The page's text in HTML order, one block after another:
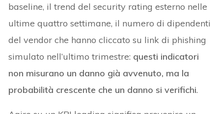
baseline, il trend del security rating esterno nelle
ultime quattro settimane, il numero di dipendenti
del vendor che hanno cliccato su link di phishing
simulato nell’ultimo trimestre: questi indicatori
non misurano un danno già avvenuto, ma la
probabilità crescente che un danno si verifichi.